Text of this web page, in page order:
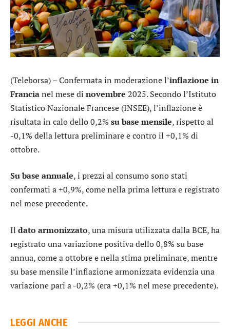
(Teleborsa) – Confermata in moderazione l’inflazione in
Francianel mese di novembre 2025. Secondo l’Istituto
Statistico Nazionale Francese (INSEE), l’inflazione è
risultata in calo dello 0,2% su base mensile, rispetto al
-0,1% della lettura preliminare e contro il +0,1% di
ottobre.
Su base annuale, i prezzi al consumo sono stati
confermati a +0,9%, come nella prima lettura e registrato
nel mese precedente.
Il dato armonizzato, una misura utilizzata dalla BCE, ha
registrato una variazione positiva dello 0,8% su base
annua, come a ottobre e nella stima preliminare, mentre
su base mensile l’inflazione armonizzata evidenzia una
variazione pari a -0,2% (era +0,1% nel mese precedente).
LEGGI ANCHE